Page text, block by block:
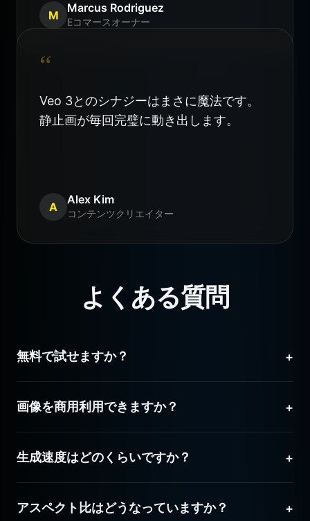
M
Marcus Rodriguez
Eコマースオーナー
“
Veo 3とのシナジーはまさに魔法です。
静止画が毎回完璧に動き出します。
A
Alex Kim
コンテンツクリエイター
よくある質問
無料で試せますか？ +
せる無料クレジットが付与されます。
画像を商用利用できますか？ +
権を所有できます。
生成速度はどのくらいですか？ +
ます。競合他社よりも大幅に高速です。
アスペクト比はどうなっていますか？ +